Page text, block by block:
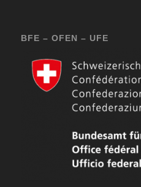
BFE – OFEN – UFE